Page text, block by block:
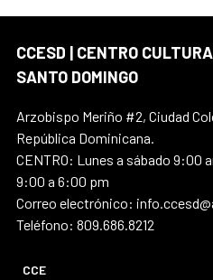
CCESD | CENTRO
SANTO DOMINGO
Arzobispo Meriño #2, Ciudad
República Dominicana.
CENTRO: Lunes a sábado 9:00
9:00 a 6:00 pm
Correo electrónico:
Teléfono: 809.686.8212
CCE